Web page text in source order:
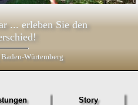
... erleben Sie den
Würtemberg
Story